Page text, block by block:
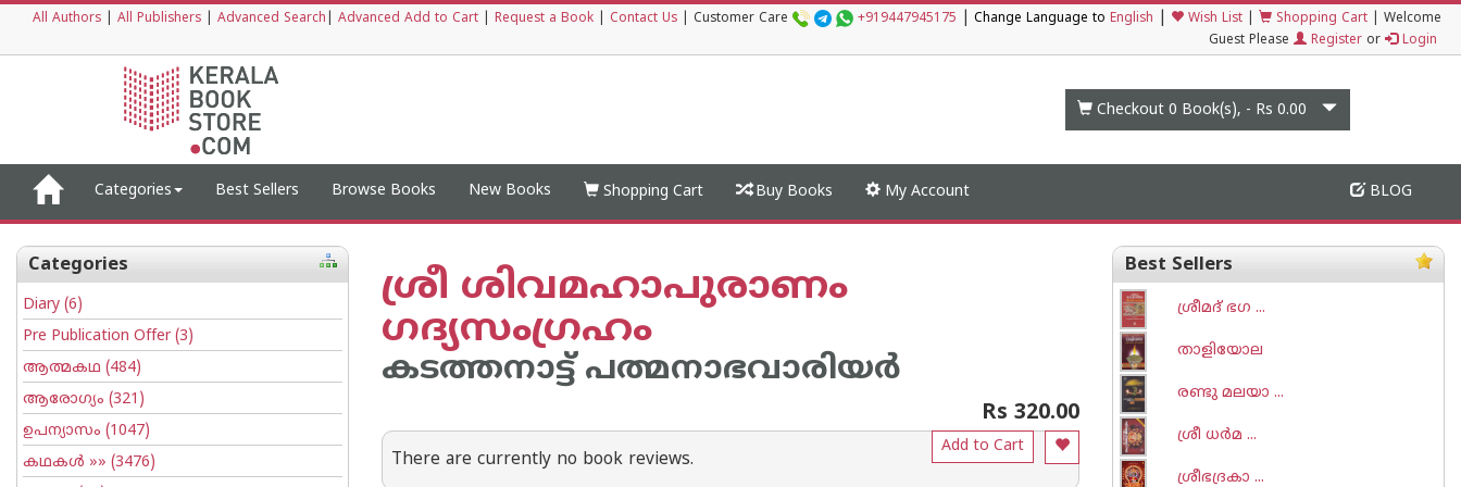
All Authors All Publishers Advanced Search Advanced Add to Cart Request a Book Contact Us Customer Care +919447945175 Change Language to English Wish List Shopping Cart
Welcome
Guest Please
Register or Login
Checkout 0 Book(s), - Rs 0.00
Categories Best Sellers Browse Books New Books Shopping Cart Buy Books My Account BLOG
Categories
Diary (6)
Pre Publication Offer(3)
ആത്മകഥ (484)
ആരോഗ്യം (321)
ഉപന്യാസം (1047)
കഥകള്‍ »» (3476)
ശ്രീ ശിവമഹാപുരാണം
ഗദ്യസംഗ്രഹം
കടത്തനാട്ട് പത്മനാഭവാരിയര്‍
Rs 320.00
Add to Cart
There are currently no book reviews.
Best Sellers
ശ്രീമദ് ഭഗ ...
താളിയോല
രണ്ടു മലയാ ...
ശ്രീ ധര്‍മ ...
ശ്രീഭദ്രകാ ...